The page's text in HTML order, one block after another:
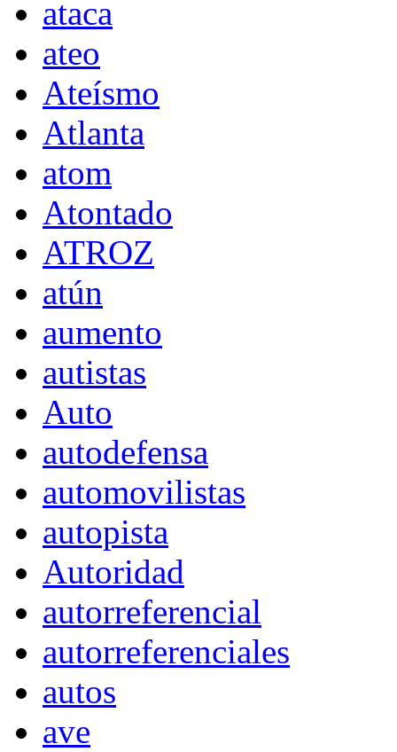
ataca
ateo
Ateísmo
Atlanta
atom
Atontado
ATROZ
atún
aumento
autistas
Auto
autodefensa
automovilistas
autopista
Autoridad
autorreferencial
autorreferenciales
autos
ave